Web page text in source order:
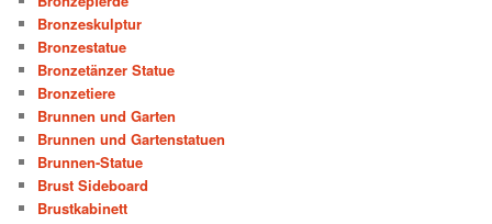
Bronzeskulptur
Bronzestatue
Bronzetänzer Statue
Bronzetiere
Brunnen und Garten
Brunnen und Gartenstatuen
Brunnen-Statue
Brust Sideboard
Brustkabinett